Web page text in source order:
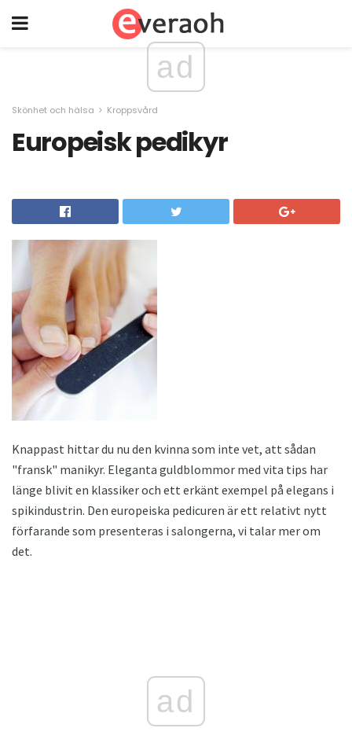
ad
Skönhet och hälsa Kroppsvård
Europeisk pedikyr
Knappast hittar du nu den kvinna som inte vet, att sådan
"fransk" manikyr. Eleganta guldblommor med vita tips har
länge blivit en klassiker och ett erkänt exempel på elegans i
spikindustrin. Den europeiska pedicuren är ett relativt nytt
förfarande som presenteras i salongerna, vi talar mer om
det.
ad